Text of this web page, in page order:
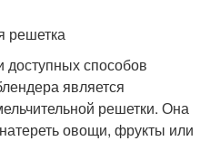
решетка
способов
является
решетки. Она
овощи, фрукты или